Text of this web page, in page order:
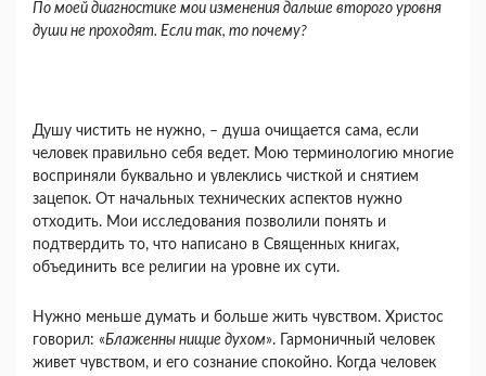
По моей диагностике мои изменения дальше второго уровня
души не проходят. Если так, то почему?
Душу чистить не нужно, – душа очищается сама, если
человек правильно себя ведет. Мою терминологию многие
восприняли буквально и увлеклись чисткой и снятием
зацепок. От начальных технических аспектов нужно
отходить. Мои исследования позволили понять и
подтвердить то, что написано в Священных книгах,
объединить все религии на уровне их сути.
Нужно меньше думать и больше жить чувством. Христос
говорил: «Блаженны нищие духом». Гармоничный человек
живет чувством, и его сознание спокойно. Когда человек